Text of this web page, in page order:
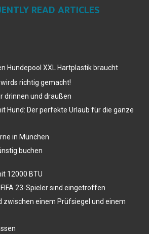
READ ARTICLES
Hundepool XXL Hartplastik braucht
richtig gemacht!
drinnen und draußen
Hund: Der perfekte Urlaub für die ganze
in München
buchen
12000 BTU
23-Spieler sind eingetroffen
zwischen einem Prüfsiegel und einem